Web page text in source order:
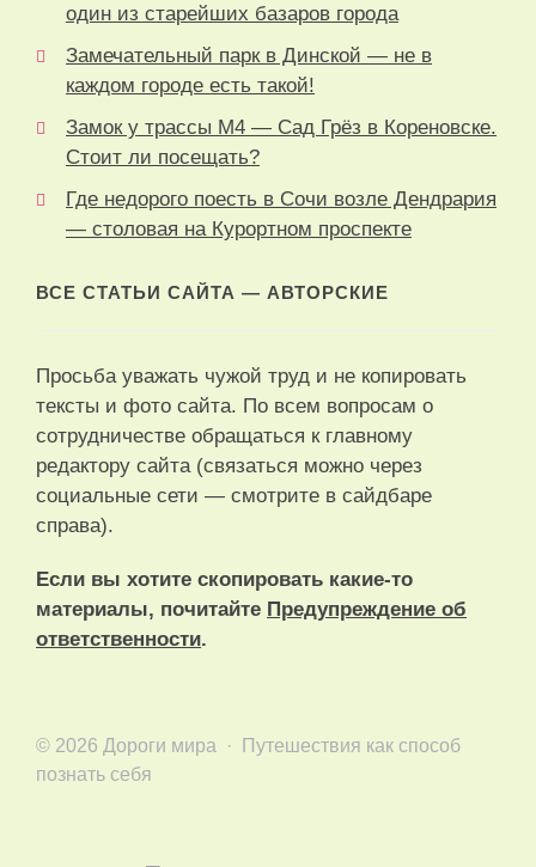
один из старейших базаров города
Замечательный парк в Динской — не в
каждом городе есть такой!
Замок у трассы М4 — Сад Грёз в Кореновске.
Стоит ли посещать?
Где недорого поесть в Сочи возле Дендрария
— столовая на Курортном проспекте
ВСЕ СТАТЬИ САЙТА — АВТОРСКИЕ
Просьба уважать чужой труд и не копировать
тексты и фото сайта. По всем вопросам о
сотрудничестве обращаться к главному
редактору сайта (связаться можно через
социальные сети — смотрите в сайдбаре
справа).
Если вы хотите скопировать какие-то
материалы, почитайте Предупреждение об
ответственности.
© 2026 Дороги мира ·
Путешествия как способ
познать себя